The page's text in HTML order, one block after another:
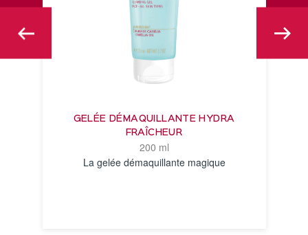
GELÉE DÉMAQUILLANTE HYDRA
FRAÎCHEUR
200 ml
La gelée démaquillante magique